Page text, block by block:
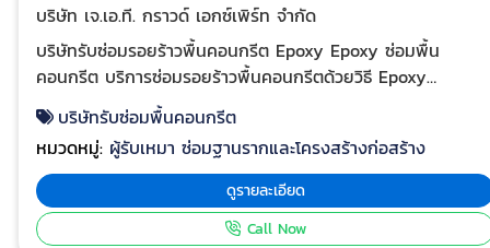
บริษัท เจ.เอ.ที. กราวด์ เอกซ์เพิร์ท จำกัด
บริษัทรับซ่อมรอยร้าวพื้นคอนกรีต Epoxy Epoxy ซ่อมพื้น
คอนกรีต บริการซ่อมรอยร้าวพื้นคอนกรีตด้วยวิธี Epoxy
Injection ราคาไม่แพงอย่างที่คิด EPOXY INJECTION ราคา
ถูก ซ่อมรอยร้าวพื้นคอนกรีตให้กลับมาเรียบดังเดิม รอยร้าว
คอนกรีตเกิดจากสาเหตุอะไรบ้าง การขยับตัวของแบบหล่อ
คอนกรีต การทรุดหรือจมตัวของวัสดุผสมหยาบในเนื้อคอนกรีต
การหดตัวของคอนกรีตในขณะก่อตัว การเคลื่อนตัวของชั้นดินใต้
คอนกรีต บริการซ่อมพื้นคอนกรีต Epoxy ช่วยประเมินสาเหตุ และ
บริษัทรับซ่อมพื้นคอนกรีต
หมวดหมู่: ผู้รับเหมา ซ่อมฐานรากและโครงสร้างก่อสร้าง
ดูรายละเอียด
Call Now